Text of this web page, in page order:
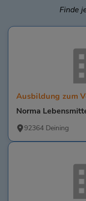
Finde
Ausbildung zum
Norma
92364 Deining